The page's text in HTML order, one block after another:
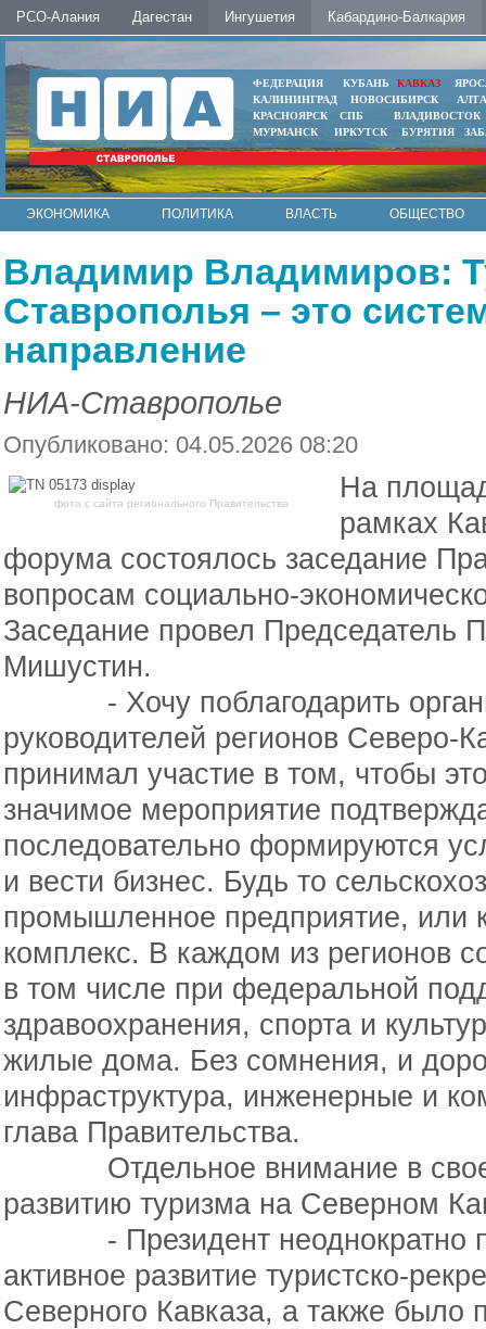
РСО-Алания Дагестан Ингушетия Кабардино-Балкария
ФЕДЕРАЦИЯ КУБАНЬ КАВКАЗ
КАЛИНИНГРАД
НОВОСИБИРСК
КРАСНОЯРСК
СПБ
ВЛАДИВОСТОК
МУРМАНСК
ИРКУТСК БУРЯТИЯ
ЭКОНОМИКА ПОЛИТИКА ВЛАСТЬ
ОБЩЕСТВО
Владимир Владимиров:
Ставрополья – это
направление
НИА-Ставрополье
Опубликовано: 04.05.2026 08:20
фото с сайта регионального Правительства
На
рамках
форума состоялось заседание
вопросам социально-
Заседание провел Председатель
Мишустин.
- Хочу поблагодарить
руководителей регионов Северо-
принимал участие в том, чтобы
значимое мероприятие
последовательно формируются
и вести бизнес. Будь то
промышленное предприятие, или
комплекс. В каждом из регионов
в том числе при федеральной
здравоохранения, спорта и
жилые дома. Без сомнения, и
инфраструктура, инженерные и
глава Правительства.
Отдельное внимание в своем
развитию туризма на Северном
- Президент неоднократно
активное развитие туристско-
Северного Кавказа, а также было